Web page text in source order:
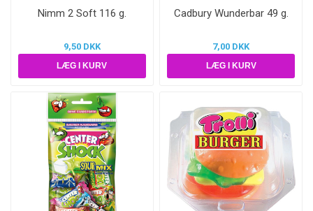
Nimm 2 Soft 116 g.
9,50 DKK
Cadbury Wunderbar 49 g.
7,00 DKK